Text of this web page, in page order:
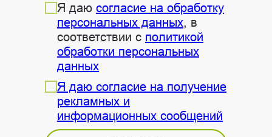
Я даю согласие на обработку
персональных данных, в
соответствии с политикой
обработки персональных
данных
Я даю согласие на получение
рекламных и
информационных сообщений